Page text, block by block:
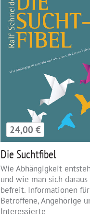
24,00 €
Die Suchtfibel
Wie Abhängigkeit
und wie man sich daraus
befreit. Informationen für
Betroffene, Angehörige
Interessierte